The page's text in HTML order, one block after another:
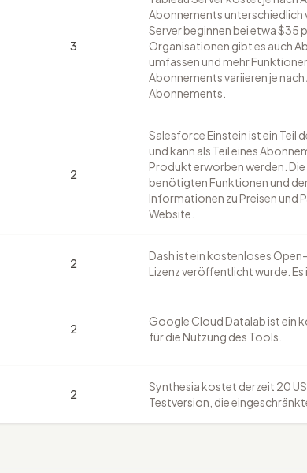
3
Abonnements unterschiedlich
Server beginnen bei etwa $35
Organisationen gibt es auch
umfassen und mehr
Abonnements variieren je
Abonnements.
2
Salesforce Einstein ist ein
und kann als Teil eines
Produkt erworben werden. Die
benötigten Funktionen und
Informationen zu Preisen und
Website.
2
Dash ist ein kostenloses
Lizenz veröffentlicht wurde.
2
Google Cloud Datalab ist ein
für die Nutzung des Tools.
2
Synthesia kostet derzeit 20
Testversion, die